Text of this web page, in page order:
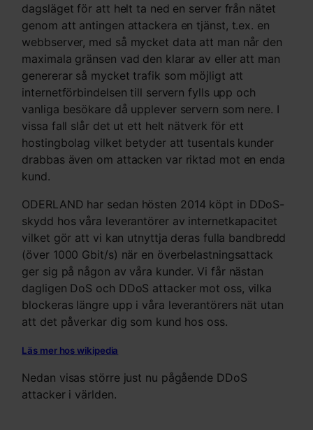
dagsläget för att helt ta ned en server från nätet
genom att antingen attackera en tjänst, t.ex. en
webbserver, med så mycket data att man når den
maximala gränsen vad den klarar av eller att man
genererar så mycket trafik som möjligt att
internetförbindelsen till servern fylls upp och
vanliga besökare då upplever servern som nere. I
vissa fall slår det ut ett helt nätverk för ett
hostingbolag vilket betyder att tusentals kunder
drabbas även om attacken var riktad mot en enda
kund.
ODERLAND har sedan hösten 2014 köpt in DDoS-
skydd hos våra leverantörer av internetkapacitet
vilket gör att vi kan utnyttja deras fulla bandbredd
(över 1000 Gbit/s) när en överbelastningsattack
ger sig på någon av våra kunder. Vi får nästan
dagligen DoS och DDoS attacker mot oss, vilka
blockeras längre upp i våra leverantörers nät utan
att det påverkar dig som kund hos oss.
Läs mer hos wikipedia
Nedan visas större just nu pågående DDoS
attacker i världen.